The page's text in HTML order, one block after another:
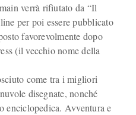
verrà rifiutato da “Il
per poi essere pubblicato
favorevolmente dopo
(il vecchio nome della
come tra i migliori
disegnate, nonché
enciclopedica. Avventura e